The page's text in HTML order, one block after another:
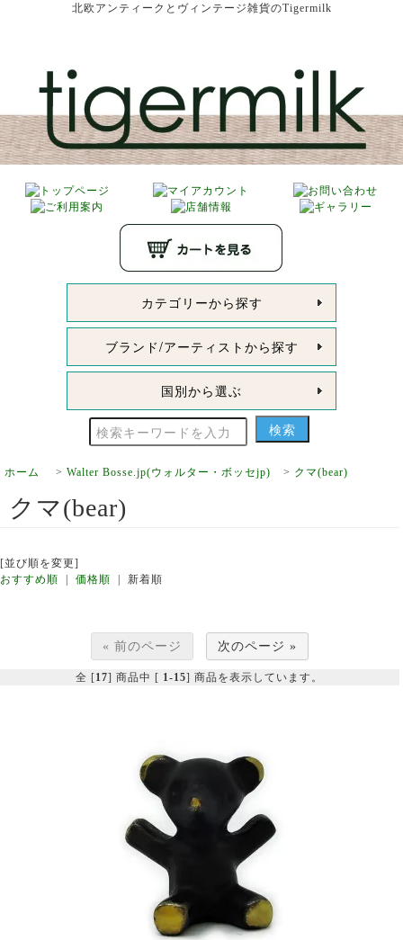
北欧アンティークとヴィンテージ雑貨のTigermilk
カテゴリーから探す
ブランド/アーティストから探す
国別から選ぶ
ホーム > Walter Bosse.jp(ウォルター・ボッセjp) > クマ(bear)
クマ(bear)
[並び順を変更]
おすすめ順 | 価格順 | 新着順
« 前のページ 次のページ »
全 [17] 商品中 [ 1-15] 商品を表示しています。